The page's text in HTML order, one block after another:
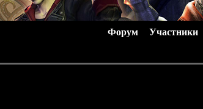
Форум Участники